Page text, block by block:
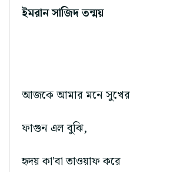
ইমরান সাজিদ তন্ময়
আজকে আমার মনে সুখের
ফাগুন এল বুঝি,
হৃদয় কা'বা তাওয়াফ করে